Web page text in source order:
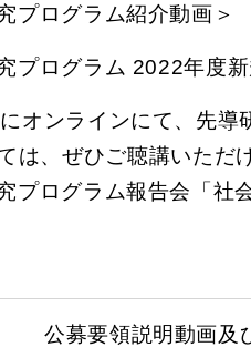
プログラム紹介動画＞
プログラム 2022年度
オンラインにて、先導
は、ぜひご聴講いただ
プログラム報告会「社
公募要領説明動画及